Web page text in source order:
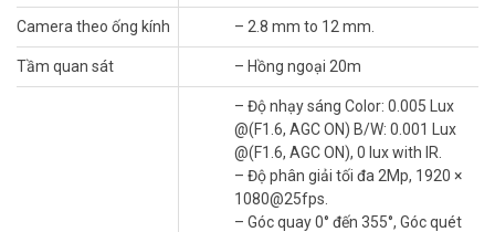
AI Đa Tình Huống – Cảnh Báo Chủ Động,
Không Ghi Hình Thụ Động
Camera phát hiện xâm nhập, vượt hàng rào ảo và vùng đi vào, đi
ra. Phát hiện hành lý bỏ quên phù hợp sảnh toà nhà và khu công
Camera theo ống kính – 2.8 mm to 12 mm.
Tầm quan sát – Hồng ngoại 20m
– Độ nhạy sáng Color: 0.005 Lux
@(F1.6, AGC ON) B/W: 0.001 Lux
@(F1.6, AGC ON), 0 lux with IR.
– Độ phân giải tối đa 2Mp, 1920 ×
1080@25fps.
– Góc quay 0° đến 355°, Góc quét